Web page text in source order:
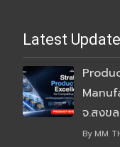
Latest Update
จ.สงข
By MM